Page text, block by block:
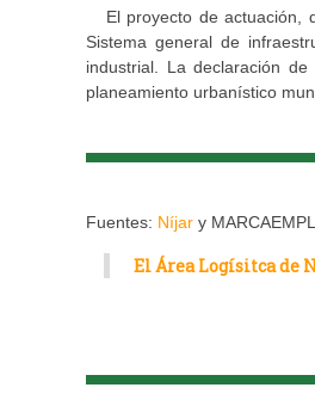
El proyecto de actuación,
Sistema general de
industrial. La declaración
planeamiento urbanístico
Fuentes: Níjar y
El Área Logísitca de